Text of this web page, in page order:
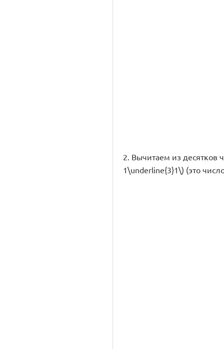
2. Вычитаем из десятков
1\underline{3}1\) (это